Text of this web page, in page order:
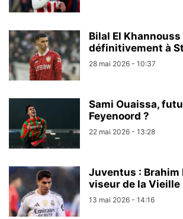
Bilal El
définitivement à
28 mai 2026 - 10:37
Sami Ouaissa,
Feyenoord ?
22 mai 2026 - 13:28
Juventus : Brahim
viseur de la Vieille
13 mai 2026 - 14:16